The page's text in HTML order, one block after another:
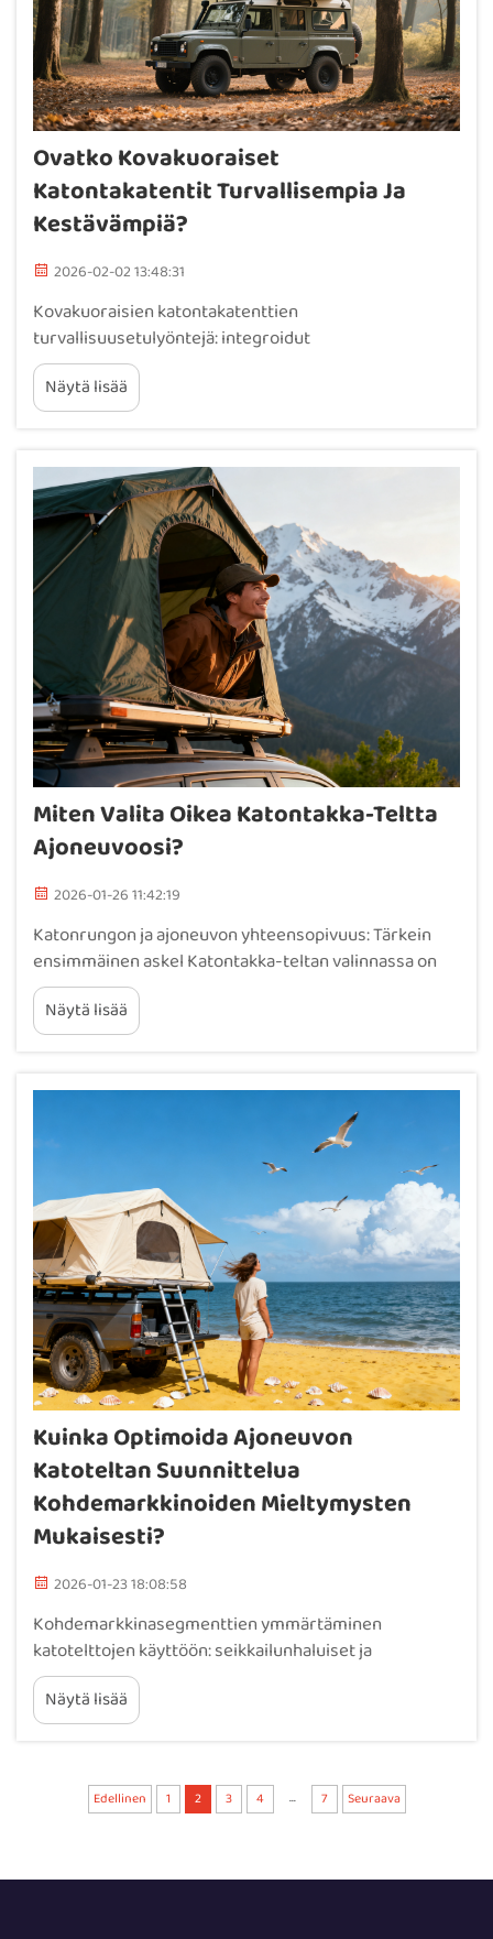
Ovatko Kovakuoraiset
Katontakatentit Turvallisempia Ja
Kestävämpiä?
2026-02-02 13:48:31
Kovakuoraisien katontakatenttien
turvallisuusetulyöntejä: integroidut
lukitusjärjestelmät ja varkauden estävä rakenne.
Kovakuoraiset katontakatentit tarjoavat erinomaista
suojaa varkauksilta tarkoituksenmukaisen
pehmeäkuoriset vaihtoehdot...
Näytä lisää
Miten Valita Oikea Katontakka-Teltta
Ajoneuvoosi?
2026-01-26 11:42:19
Katonrungon ja ajoneuvon yhteensopivuus: Tärkein
ensimmäinen askel Katontakka-teltan valinnassa on
tarkistaa, sopiiko se ajoneuvoosi. Liian suuri paino
katolla voi aiheuttaa vakavia ongelmia myöhemmin.
Useimmat ajoneuvot...
Näytä lisää
Kuinka Optimoida Ajoneuvon
Katoteltan Suunnittelua
Kohdemarkkinoiden Mieltymysten
Mukaisesti?
2026-01-23 18:08:58
Kohdemarkkinasegmenttien ymmärtäminen
katotelttojen käyttöön: seikkailunhaluiset ja
maastoseikkailijat – nopean asennuksen,
kaikenmaastoisuuden kestävyyden ja off-grid-
resilienssin priorisoiminen. Kun kyseessä ovat vakavat
Näytä lisää
Edellinen 1 2 3 4 ... 7 Seuraava